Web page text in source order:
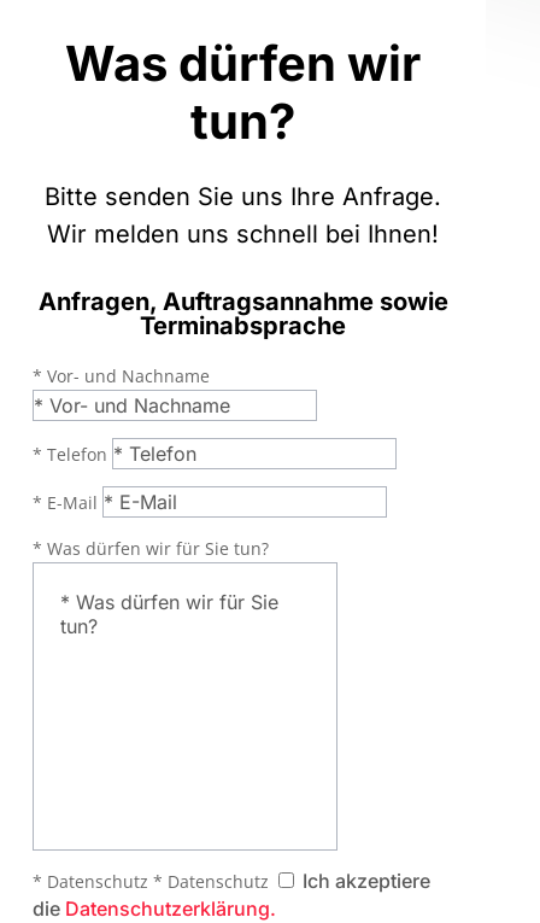
Was dürfen wir
tun?
Bitte senden Sie uns Ihre Anfrage.
Wir melden uns schnell bei Ihnen!
Anfragen, Auftragsannahme sowie
Terminabsprache
* Vor- und Nachname
* Telefon
* E-Mail
* Was dürfen wir für Sie tun?
* Datenschutz * Datenschutz
Ich akzeptiere
die Datenschutzerklärung.